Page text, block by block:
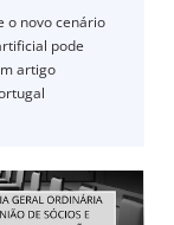
o novo cenário
pode
artigo